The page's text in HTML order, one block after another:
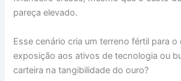
pareça elevado.
Esse cenário cria um terreno fértil para o
exposição aos ativos de tecnologia ou
carteira na tangibilidade do ouro?